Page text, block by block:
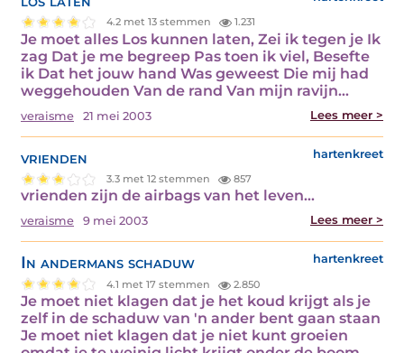
4.2 met 13 stemmen 1.231
Je moet alles Los kunnen laten, Zei ik tegen je Ik
zag Dat je me begreep Pas toen ik viel, Besefte
ik Dat het jouw hand Was geweest Die mij had
weggehouden Van de rand Van mijn ravijn…
veraisme 21 mei 2003 Lees meer >
vrienden hartenkreet
3.3 met 12 stemmen 857
vrienden zijn de airbags van het leven…
veraisme 9 mei 2003 Lees meer >
In andermans schaduw hartenkreet
4.1 met 17 stemmen 2.850
Je moet niet klagen dat je het koud krijgt als je
zelf in de schaduw van 'n ander bent gaan staan
Je moet niet klagen dat je niet kunt groeien